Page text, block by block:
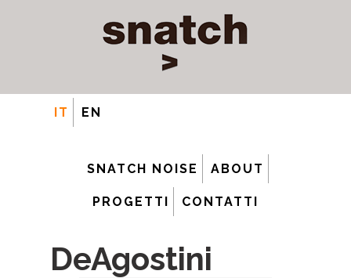
IT EN
SNATCH NOISE ABOUT
PROGETTI CONTATTI
DeAgostini